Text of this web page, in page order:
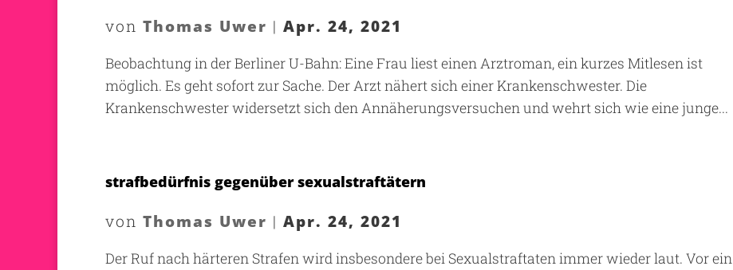
von Thomas Uwer | Apr. 24, 2021
Beobachtung in der Berliner U-Bahn: Eine Frau liest einen Arztroman, ein kurzes Mitlesen ist
möglich. Es geht sofort zur Sache. Der Arzt nähert sich einer Krankenschwester. Die
Krankenschwester widersetzt sich den Annäherungsversuchen und wehrt sich wie eine junge...
strafbedürfnis gegenüber sexualstraftätern
von Thomas Uwer | Apr. 24, 2021
Der Ruf nach härteren Strafen wird insbesondere bei Sexualstraftaten immer wieder laut. Vor ein